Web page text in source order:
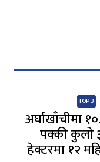
TOP 3
अर्घाखाँचीमा
पक्की कुलो
हेक्टरमा १२